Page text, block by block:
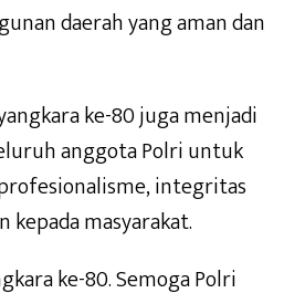
daerah yang aman dan
ke-80 juga menjadi
anggota Polri untuk
integritas
kepada masyarakat.
ke-80. Semoga Polri